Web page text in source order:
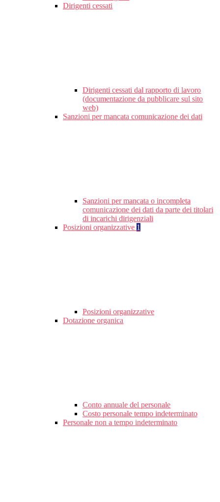
Dirigenti cessati
Dirigenti cessati dal rapporto di lavoro
(documentazione da pubblicare sul sito
web)
Sanzioni per mancata comunicazione dei dati
Sanzioni per mancata o incompleta
comunicazione dei dati da parte dei titolari
di incarichi dirigenziali
Posizioni organizzative 1
Posizioni organizzative
Dotazione organica
Conto annuale del personale
Costo personale tempo indeterminato
Personale non a tempo indeterminato